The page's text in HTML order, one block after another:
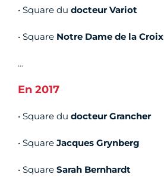
• Square du docteur Variot
• Square Notre Dame de la Croix
…
En 2017
• Square du docteur Grancher
• Square Jacques Grynberg
• Square Sarah Bernhardt